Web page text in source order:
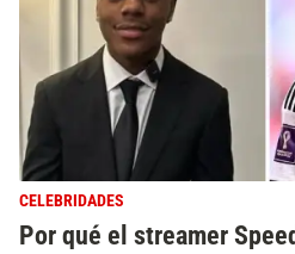
CELEBRIDADES
Por qué el streamer